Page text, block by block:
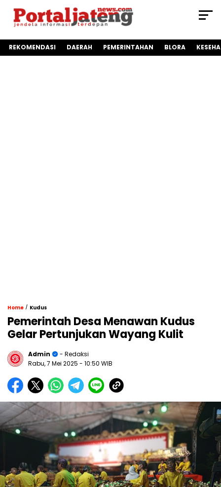
REKOMENDASI DAERAH PEMERINTAHAN BLORA
Home / Kudus
Pemerintah Desa Menawan Kudus
Gelar Pertunjukan Wayang Kulit
Admin
- Redaksi
Rabu, 7 Mei 2025 - 10:50 WIB